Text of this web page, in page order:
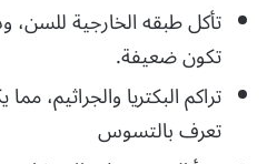
تأكل طبقه الخارجية للسن،
تكون ضعيفة.
تراكم البكتريا والجراثيم،
تعرف بالتسوس